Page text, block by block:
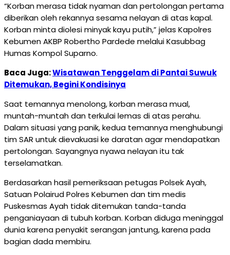
“Korban merasa tidak nyaman dan pertolongan pertama
diberikan oleh rekannya sesama nelayan di atas kapal.
Korban minta diolesi minyak kayu putih,” jelas Kapolres
Kebumen AKBP Robertho Pardede melalui Kasubbag
Humas Kompol Suparno.
Baca Juga:Wisatawan Tenggelam di Pantai Suwuk
Ditemukan, Begini Kondisinya
Saat temannya menolong, korban merasa mual,
muntah-muntah dan terkulai lemas di atas perahu.
Dalam situasi yang panik, kedua temannya menghubungi
tim SAR untuk dievakuasi ke daratan agar mendapatkan
pertolongan. Sayangnya nyawa nelayan itu tak
terselamatkan.
Berdasarkan hasil pemeriksaan petugas Polsek Ayah,
Satuan Polairud Polres Kebumen dan tim medis
Puskesmas Ayah tidak ditemukan tanda-tanda
penganiayaan di tubuh korban. Korban diduga meninggal
dunia karena penyakit serangan jantung, karena pada
bagian dada membiru.